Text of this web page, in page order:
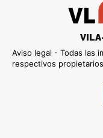
Aviso legal - Todas las
respectivos